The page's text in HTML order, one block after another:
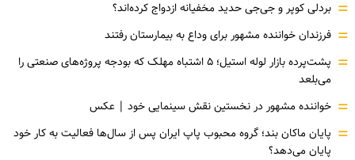
= بردلی کوپر و جی‌جی حدید مخفیانه ازدواج کرده‌اند؟
= فرزندان خواننده مشهور برای وداع به بیمارستان رفتند
=
پشت‌پرده بازار لوله استیل؛ ۵ اشتباه مهلک که بودجه پروژه‌های صنعتی را
می‌بلعد
= خواننده مشهور در نخستین نقش سینمایی خود |‌ عکس
= پایان ماکان بند؛ گروه محبوب پاپ ایران پس از سال‌ها فعالیت به کار خود
پایان می‌دهد؟